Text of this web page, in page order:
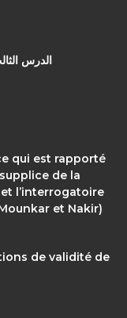
الدرس
qui est rapporté
de la
l’interrogatoire
et Nakir)
de validité de